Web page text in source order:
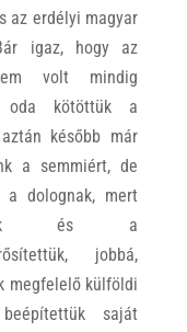
az erdélyi magyar
igaz, hogy az
volt mindig
oda kötöttük a
később már
a semmiért, de
dolognak, mert
és a
jobbá,
megfelelő külföldi
saját